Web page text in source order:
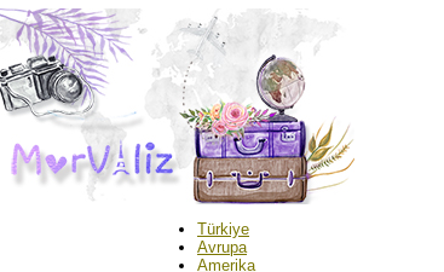
Türkiye
Avrupa
Amerika